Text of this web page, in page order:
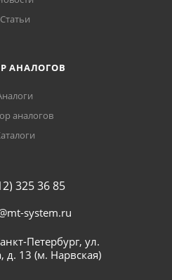
Статьи
АНАЛОГОВ
аналогов
325 36 85
system.ru
Петербург, ул.
д. 13 (м. Нарвская)